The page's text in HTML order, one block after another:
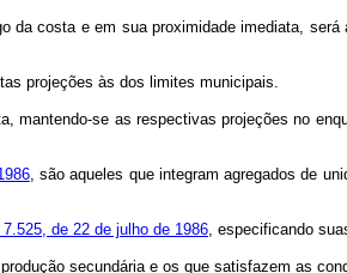
costa e em sua proximidade imediata,
projeções às dos limites municipais.
se as respectivas projeções no
, são aqueles que integram agregados de
7.525, de 22 de julho de 1986, especificando
secundária e os que satisfazem as